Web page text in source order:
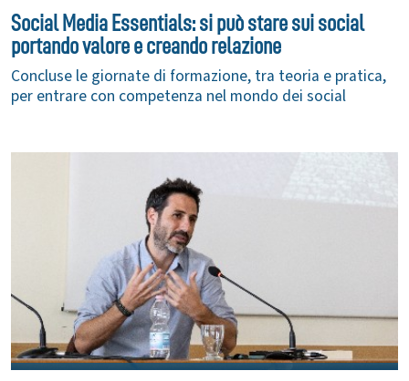
Social Media Essentials: si può stare sui social
portando valore e creando relazione
Concluse le giornate di formazione, tra teoria e pratica,
per entrare con competenza nel mondo dei social